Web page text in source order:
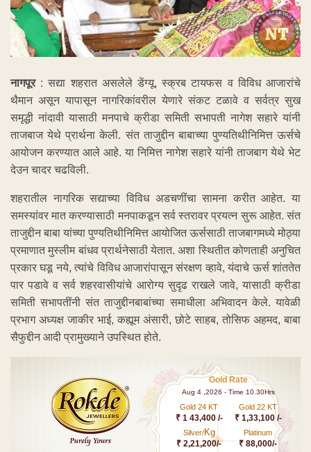
नागपूर : सद्या शहरात असलेले डेंग्यू, स्क्रब टायफस व विविध आजारांचे
थैमान असून यापासून नागरिकांवरील येणारे संकट टळावे व सर्वत्र सुख
समृद्धी नांदावी यासाठी मनपाचे क्रीडा समिती सभापती नागेश सहारे यांनी
ताजबाज येथे प्रार्थना केली. संत ताजुद्दीन बाबाच्या पुण्यतिथीनिमित्त ऊर्सचे
आयोजन करण्यात आले आहे. या निमित्त नागेश सहारे यांनी ताजबाग येथे भेट
देउन चादर चढविली.
शहरातील नागरिक सद्याच्या विविध अडचणींचा सामना करीत आहेत. या
समस्यांवर मात करण्यासाठी मनपाकडून सर्व स्तरावर प्रयत्न सुरू आहेत. संत
ताजुद्दीन बाबा यांच्या पुण्यतिथीनिमित्त आयोजित ऊर्ससाठी ताजबागमध्ये मोठ्या
प्रमाणात मुस्लीम बांधव प्रार्थनेसाठी येतात. अशा स्थितीत कोणताही अनुचित
प्रकार घडू नये, त्यांचे विविध आजारांपासून संरक्षण व्हावे, यंदाचे ऊर्स शांततेत
पार पडावे व सर्व शहरवासीयांचे आरोग्य सुदृढ राखले जावे, यासाठी क्रीडा
समिती सभापतींनी संत ताजुद्दीनबाबांच्या समाधीला अभिवादन केले. यावेळी
प्रभाग अध्यक्ष जाकीर भाई, कह्यूम अंसारी, छोटे साहब, तोसिफ अहमद, बाबा
सैफुद्दीन आदी प्रामुख्याने उपस्थित होते.
Gold Rate
Aug 4 ,2026 - Time 10.30Hrs
Gold 24 KT
₹ 1 43,400 /-
Gold 22 KT
₹ 1,33,100 /-
Silver/Kg
₹ 2,21,200/-
Platinum
₹ 88,000/-